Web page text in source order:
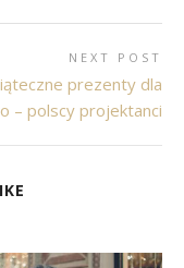
NEXT POST
prezenty dla
– polscy projektanci